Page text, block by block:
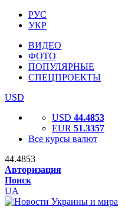
РУС
УКР
ВИДЕО
ФОТО
ПОПУЛЯРНЫЕ
СПЕЦПРОЕКТЫ
USD
USD 44.4853
EUR 51.3357
Все курсы валют
44.4853
Авторизация
Поиск
UA